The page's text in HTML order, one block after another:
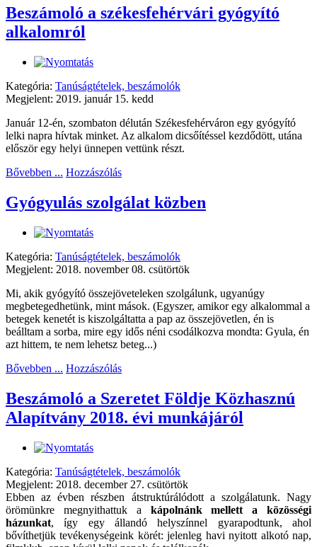
Beszámoló a székesfehérvári gyógyító
alkalomról
Kategória: Tanúságtételek, beszámolók
Megjelent: 2019. január 15. kedd
Január 12-én, szombaton délután Székesfehérváron egy gyógyító
lelki napra hívtak minket. Az alkalom dicsőítéssel kezdődött, utána
először egy helyi ünnepen vettünk részt.
Bővebben ... Hozzászólás
Gyógyulás szolgálat közben
Kategória: Tanúságtételek, beszámolók
Megjelent: 2018. november 08. csütörtök
Mi, akik gyógyító összejöveteleken szolgálunk, ugyanúgy
megbetegedhetünk, mint mások. (Egyszer, amikor egy alkalommal a
betegek kenetét is kiszolgáltatta a pap az összejövetlen, én is
beálltam a sorba, mire egy idős néni csodálkozva mondta: Gyula, én
azt hittem, te nem lehetsz beteg...)
Bővebben ... Hozzászólás
Beszámoló a Szeretet Földje Közhasznú
Alapítvány 2018. évi munkájáról
Kategória: Tanúságtételek, beszámolók
Megjelent: 2018. december 27. csütörtök
Ebben az évben részben átstruktúrálódott a szolgálatunk. Nagy
örömünkre megnyithattuk a kápolnánk mellett a közösségi
házunkat, így egy állandó helyszínnel gyarapodtunk, ahol
bővíthetjük tevékenységeink körét: jelenleg havi nyitott alkotó nap,